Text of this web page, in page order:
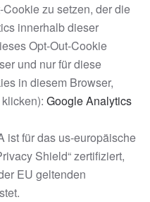
zu setzen, der die
innerhalb dieser
Opt-Out-Cookie
und nur für diese
in diesem Browser,
Google Analytics
ist für das us-europäische
Shield“ zertifiziert,
EU geltenden